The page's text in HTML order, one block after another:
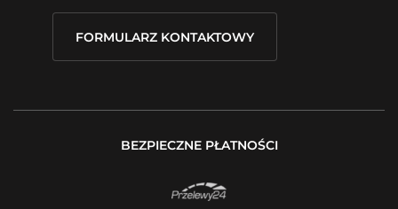
FORMULARZ KONTAKTOWY
BEZPIECZNE PŁATNOŚCI